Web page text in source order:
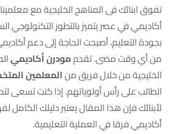
تفوق ابنائك فى المناهج الخليجية مع
أكاديمي في عصر يتميز بالتطور التكنولوجي
بجودة التعليم، أصبحت الحاجة إلى دعم
من أي وقت مضى. تقدممودرن أكاديمي
الخليجية من خلال فريق منالمعلمين
الطالب على رأس أولوياتهم. إذا كنت تسعى
لأبنائك فإن هذا المقال يعتبر دليلك
أكاديمي فرقا في العملية التعليمية.